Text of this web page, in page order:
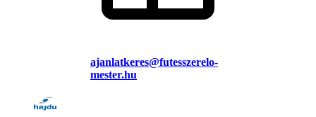
ajanlatkeres@futesszerelo-
mester.hu